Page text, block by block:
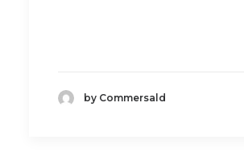
by Commersald